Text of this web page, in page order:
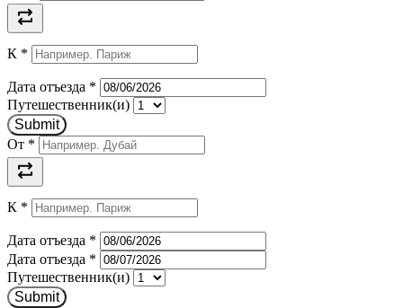
К *
Дата отъезда *
Путешественник(и)
Submit
От *
К *
Дата отъезда *
Дата отъезда *
Путешественник(и)
Submit